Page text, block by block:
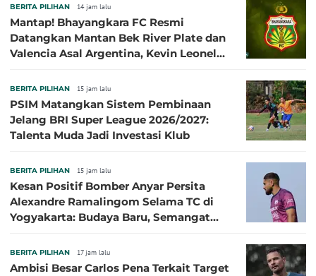
BERITA PILIHAN 14 jam lalu
Mantap! Bhayangkara FC Resmi
Datangkan Mantan Bek River Plate dan
Valencia Asal Argentina, Kevin Leonel
BERITA PILIHAN 15 jam lalu
PSIM Matangkan Sistem Pembinaan
Jelang BRI Super League 2026/2027:
Talenta Muda Jadi Investasi Klub
BERITA PILIHAN 15 jam lalu
Kesan Positif Bomber Anyar Persita
Alexandre Ramalingom Selama TC di
Yogyakarta: Budaya Baru, Semangat
BERITA PILIHAN 17 jam lalu
Ambisi Besar Carlos Pena Terkait Target